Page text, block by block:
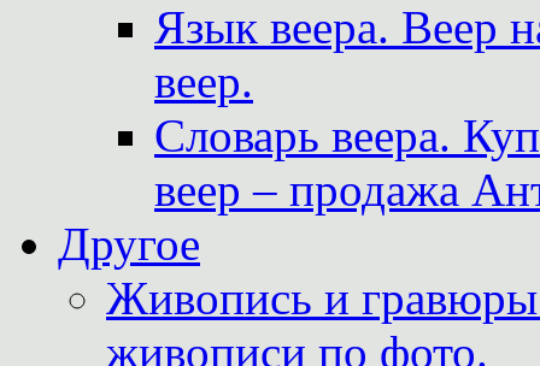
Язык веера. Веер
веер.
Словарь веера.
веер – продажа
Другое
Живопись и
живописи по фото.